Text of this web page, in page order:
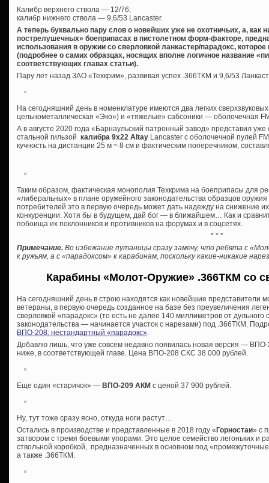
Калибр верхнего ствола — 12/76;
калибр нижнего ствола — 9,6/53 Lancaster.
А теперь буквально пару слов о новейших уже не охотничьих, а, как
пострелушечных» боеприпасах в пистолетном форм-факторе,
использования в оружии со сверловкой ланкастер/парадокс,
(подробнее о самих образцах, носящих вполне логичное название
соответствующих главах статьи).
Пару лет назад ЗАО «Техкрим», развивая успех .366ТКМ и 9,6/53
На сегодняшний день в номенклатуре имеются два легких
цельнометаллическая «Эко») и «тяжелые» сабсоники — оболочечная
А в августе 2020 года «Барнаульский патронный завод» представил
стальной гильзой калибра 9х22 Altay Lancaster с оболочечной пулей
кучность на дистанции 25 м ~ 8 см и фактическим поперечником,
Таким образом, фактическая монополия Техкрима на боеприпасы для
«либеральных» в плане оружейного законодательства образцов
потребителей это в первую очередь может дать надежду на снижение
конкуренции. Хотя бы в будущем, дай бог — в ближайшем… Как и
побоища их поклонников и противников на форумах и в соцсетях.
* * *
Примечание. Во избежание путаницы сразу замечу, что ребята с
к ружьям, а с «парадоксом» к карабинам, поскольку какие-никакие
Карабины «Молот-Оружие» .366ТКМ со
На сегодняшний день в строю находятся как новейшие представители
ветераны, в первую очередь созданное на базе без преувеличения
сверловкой «парадокс» (то есть не далее 140 миллиметров от
законодательства — начинается участок с нарезами) под .366ТКМ.
ВПО-208: нестандартный «парадокс».
Добавлю лишь, что уже совсем недавно появилась новая версия —
ниже, в соответствующей главе. Цена ВПО-208 СКС 38 000 рублей.
Еще один «старичок» — ВПО-209 АКМ с ценой 37 900 рублей.
Ну, тут тоже сразу ясно, откуда ноги растут…
Остались в производстве и представленные в 2018 году « Горностаи» с
затвором с тремя боевыми упорами. Это целое семейство легоньких и
ствольной коробкой, предназначенных в основном под
а также .366ТКМ.